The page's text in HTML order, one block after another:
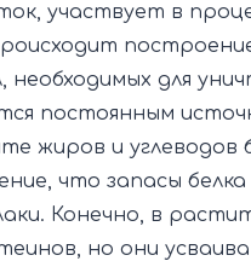
участвует в
для
постоянным
жиров и углеводов
что запасы
Конечно, в
но они